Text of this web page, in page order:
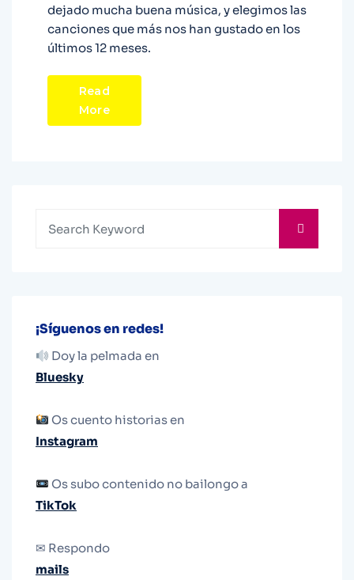
dejado mucha buena música, y elegimos las
canciones que más nos han gustado en los
últimos 12 meses.
Read
More
¡Síguenos en redes!
Doy la pelmada en
Bluesky
Os cuento historias en
Instagram
Os subo contenido no bailongo a
TikTok
✉ Respondo
mails